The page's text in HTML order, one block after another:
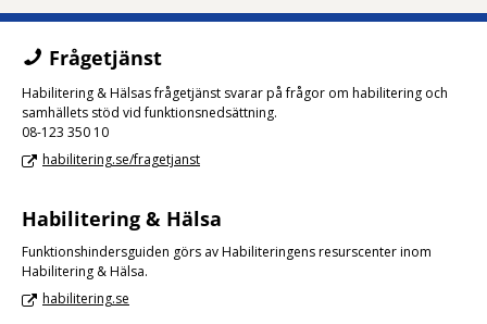
Frågetjänst
Habilitering & Hälsas frågetjänst svarar på frågor om habilitering och
samhällets stöd vid funktionsnedsättning.
08-123 350 10
habilitering.se/fragetjanst
Habilitering & Hälsa
Funktionshindersguiden görs av Habiliteringens resurscenter inom
Habilitering & Hälsa.
habilitering.se